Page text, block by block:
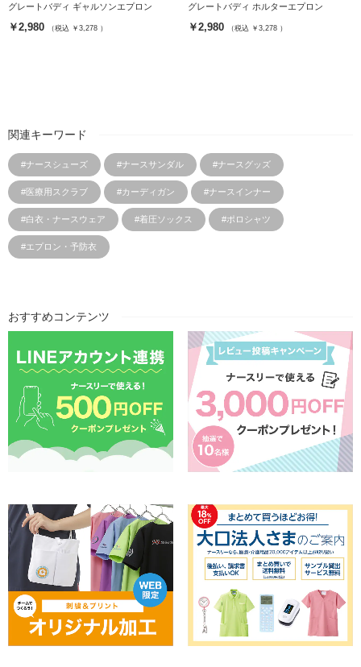
グレートバディ ギャルソンエプロン
￥2,980 （税込 ￥3,278 ）
グレートバディ ホルターエプロン
￥2,980 （税込 ￥3,278 ）
関連キーワード
#ナースシューズ #ナースサンダル #ナースグッズ
#医療用スクラブ #カーディガン #ナースインナー
#白衣・ナースウェア #着圧ソックス #ポロシャツ
#エプロン・予防衣
おすすめコンテンツ